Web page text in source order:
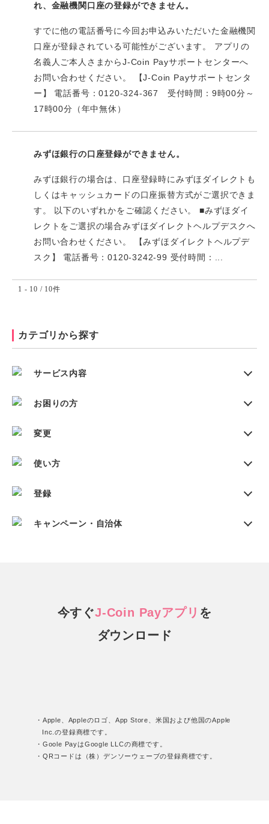
れ、金融機関口座の登録ができません。
すでに他の電話番号に今回お申込みいただいた金融機関
口座が登録されている可能性がございます。 アプリの
名義人ご本人さまからJ-Coin Payサポートセンターへ
お問い合わせください。 【J-Coin Payサポートセンタ
ー】 電話番号：0120-324-367 受付時間：9時00分～
17時00分（年中無休）
みずほ銀行の口座登録ができません。
みずほ銀行の場合は、口座登録時にみずほダイレクトも
しくはキャッシュカードの口座振替方式がご選択できま
す。 以下のいずれかをご確認ください。 ■みずほダイ
レクトをご選択の場合みずほダイレクトヘルプデスクへ
お問い合わせください。 【みずほダイレクトヘルプデ
スク】 電話番号：0120-3242-99 受付時間：...
1 - 10 / 10件
カテゴリから探す
サービス内容
お困りの方
変更
使い方
登録
キャンペーン・自治体
今すぐJ-Coin Payアプリ を
ダウンロード
・Apple、Appleのロゴ、App Store、米国および他国のApple
Inc.の登録商標です。
・Goole PayはGoogle LLCの商標です。
・QRコードは（株）デンソーウェーブの登録商標です。